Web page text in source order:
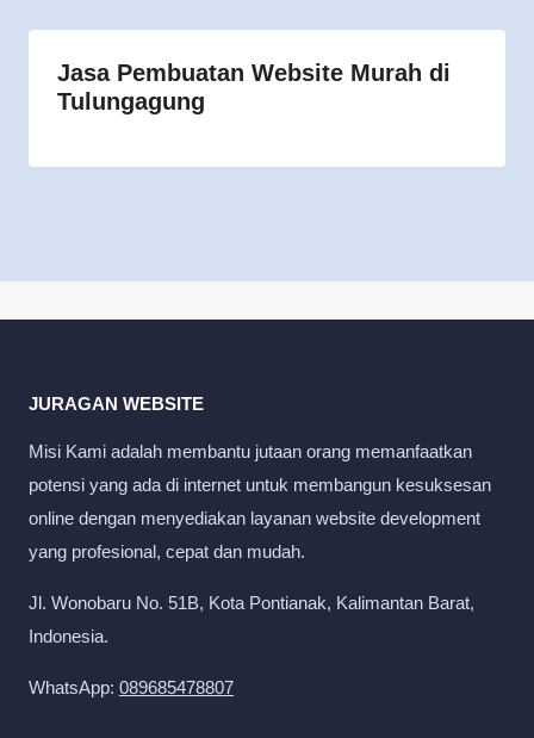
Jasa Pembuatan Website Murah di
Tulungagung
JURAGAN WEBSITE
Misi Kami adalah membantu jutaan orang memanfaatkan
potensi yang ada di internet untuk membangun kesuksesan
online dengan menyediakan layanan website development
yang profesional, cepat dan mudah.
Jl. Wonobaru No. 51B, Kota Pontianak, Kalimantan Barat,
Indonesia.
WhatsApp: 089685478807